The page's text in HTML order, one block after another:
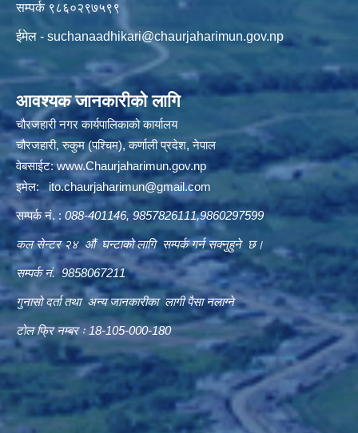
सम्पर्क ९८६०२९७५९९
ईमेल - suchanaadhikari@chaurjaharimun.gov.np
आवश्यक जानकारीको लागि
चौरजहारी नगर कार्यपालिकाको कार्यालय
चौरजहारी, रुकुम (पश्चिम), कर्णाली प्रदेश, नेपाल
वेबसाईट:www.Chaurjaharimun.gov.np
इमेल:ito.chaurjaharimun@gmail.com
सम्पर्क नं. : 088-401146, 9857826111,9860297599
कल सेन्टर २४ औं घन्टाको लागि सम्पर्क गर्न सक्नुहुने छ।
सम्पर्क नं. 9858067211
गुनासो दर्ता तथा अन्य जानकारीका लागी पैसा नलाग्ने
टोल फ्रि नम्बर ः 18-105-000-180